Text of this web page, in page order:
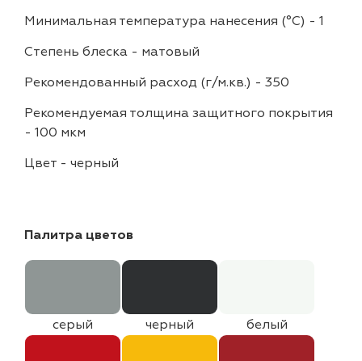
Минимальная температура нанесения (°С) - 1
Степень блеска - матовый
Рекомендованный расход (г/м.кв.) - 350
Рекомендуемая толщина защитного покрытия
- 100 мкм
Цвет - черный
Палитра цветов
серый черный белый